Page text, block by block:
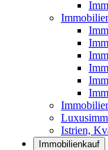
Istrien,
Immobilienkauf